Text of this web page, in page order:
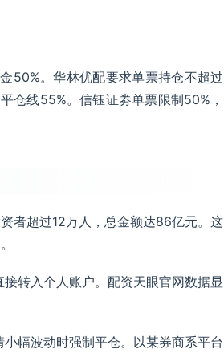
50%。华林优配要求单票持仓不超过
仓线55%。信钰证劵单票限制50%，
者超过12万人，总金额达86亿元。这
转入个人账户。配资天眼官网数据显
幅波动时强制平仓。以某券商系平台